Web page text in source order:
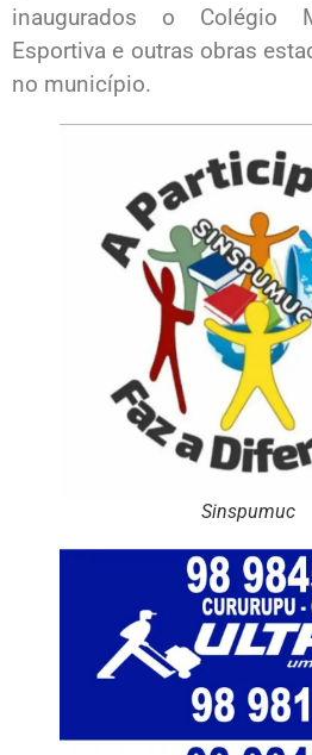
inaugurados o Colégio
Esportiva e outras obras
no município.
Sinspumuc